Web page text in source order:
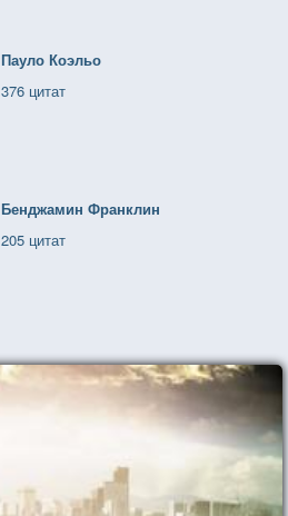
Пауло Коэльо
376 цитат
Бенджамин Франклин
205 цитат